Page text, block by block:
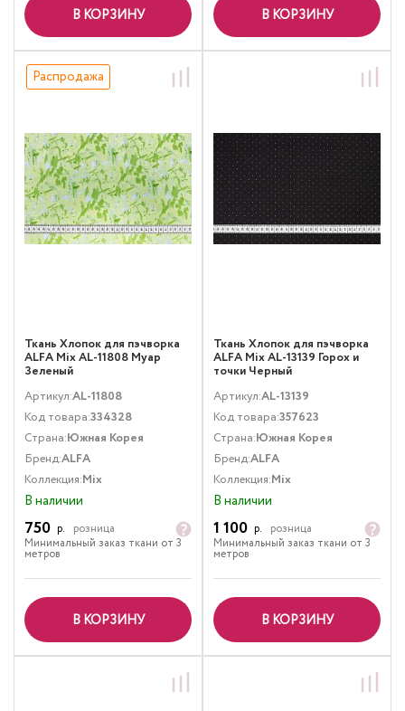
В КОРЗИНУ В КОРЗИНУ
Распродажа
Ткань Хлопок для пэчворка
ALFA Mix AL-11808 Муар
Зеленый
Артикул:AL-11808
Код товара:334328
Страна:Южная Корея
Бренд:ALFA
Коллекция:Mix
В наличии
750 р.
розница
Минимальный заказ ткани от 3
метров
В КОРЗИНУ
Ткань Хлопок для пэчворка
ALFA Mix AL-13139 Горох и
точки Черный
Артикул:AL-13139
Код товара:357623
Страна:Южная Корея
Бренд:ALFA
Коллекция:Mix
В наличии
1 100 р.
розница
Минимальный заказ ткани от 3
метров
В КОРЗИНУ